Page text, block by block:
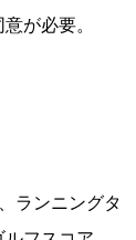
が必要。
ランニングタ